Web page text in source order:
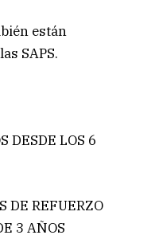
están
SAPS.
DESDE LOS 6
DE REFUERZO
3 AÑOS